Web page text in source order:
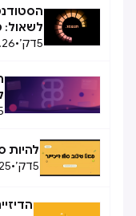
לשאול:
5דק׳•
להיות
5דק׳•